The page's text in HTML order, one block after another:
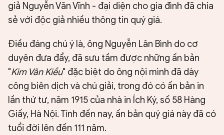
giả Nguyễn Văn Vĩnh - đại diện cho gia đình đã chia
sẻ với độc giả nhiều thông tin quý giá.
Điều đáng chú ý là, ông Nguyễn Lân Bình do cơ
duyên đưa đẩy, đã sưu tầm được những ấn bản
"Kim Vân Kiều" đặc biệt do ông nội mình đã dày
công biên dịch và chú giải, trong đó có ấn bản in
lần thứ tư, năm 1915 của nhà in Ích Ký, số 58 Hàng
Giấy, Hà Nội. Tính đến nay, ấn bản quý giá này đã có
tuổi đời lên đến 111 năm.